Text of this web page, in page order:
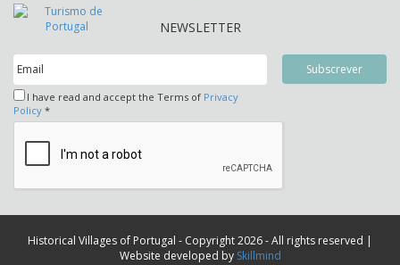
NEWSLETTER
I have read and accept the Terms of Privacy
Policy *
Historical Villages of Portugal - Copyright 2026 - All rights reserved |
Website developed by Skillmind